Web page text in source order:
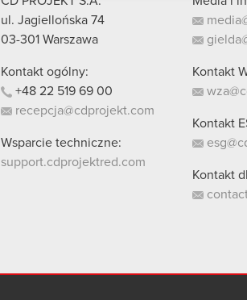
ul. Jagiellońska 74
03-301 Warszawa
Kontakt ogólny:
+48 22 519 69 00
recepcja@cdprojekt.com
Wsparcie techniczne:
support.cdprojektred.com
Kontakt
Kontakt
Kontakt